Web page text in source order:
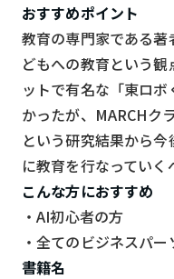
おすすめポイント
教育の専門家である
どもへの教育という
ットで有名な「東ロ
かったが、MARCHク
という研究結果から
に教育を行なっていく
こんな方におすすめ
・AI初心者の方
・全てのビジネスパー
書籍名